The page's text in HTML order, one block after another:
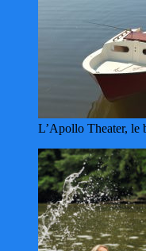
L’Apollo Theater, le